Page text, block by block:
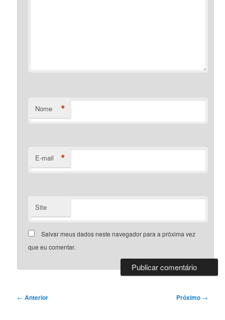
Nome *
E-mail *
Site
Salvar meus dados neste navegador para a próxima vez
que eu comentar.
Navegação
← Anterior Próximo →